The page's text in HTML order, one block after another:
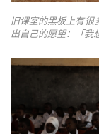
旧课室的黑板上有很
出自己的愿望：「我